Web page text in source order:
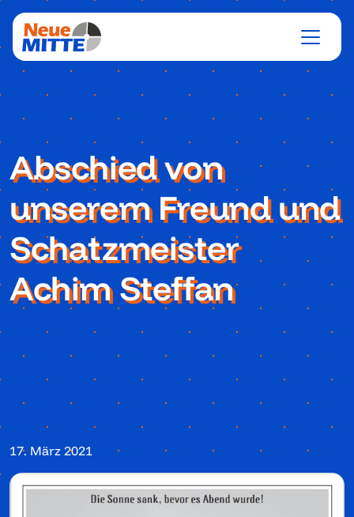
Abschied von
unserem Freund und
Schatzmeister
Achim Steffan
17. März 2021